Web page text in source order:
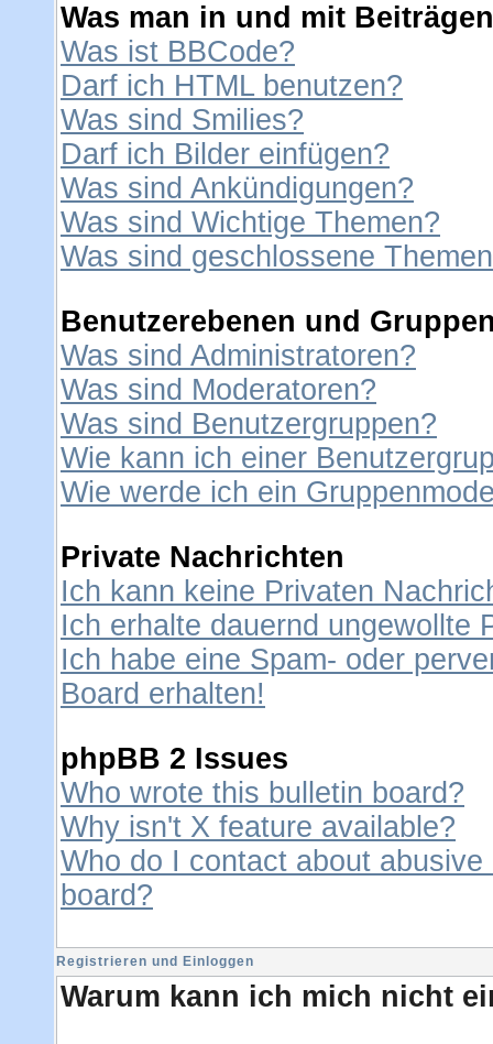
Was man in und mit
Was ist BBCode?
Darf ich HTML benutzen?
Was sind Smilies?
Darf ich Bilder einfügen?
Was sind Ankündigungen?
Was sind Wichtige Themen?
Was sind geschlossene
Benutzerebenen und
Was sind Administratoren?
Was sind Moderatoren?
Was sind Benutzergruppen?
Wie kann ich einer
Wie werde ich ein
Private Nachrichten
Ich kann keine Privaten
Ich erhalte dauernd ungewollte
Ich habe eine Spam- oder
Board erhalten!
phpBB 2 Issues
Who wrote this bulletin board?
Why isn't X feature available?
Who do I contact about
board?
Registrieren und Einloggen
Warum kann ich mich nicht